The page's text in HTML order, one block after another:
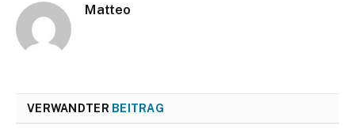
Matteo
VERWANDTER BEITRAG